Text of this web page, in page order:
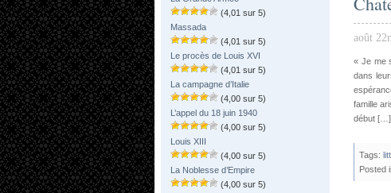
(4,01 sur 5)
Massada
(4,01 sur 5)
Le procès de Louis XVI
(4,01 sur 5)
La campagne d’Italie
(4,00 sur 5)
L’appel du 18 juin 1940
(4,00 sur 5)
Louis XIII
(4,00 sur 5)
La Noblesse d’Empire
(4,00 sur 5)
août
« Je me
dans
famille
début […]
Tags:
Posted